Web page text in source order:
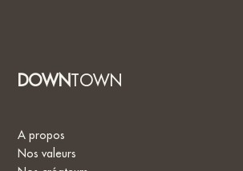
DOWNTOWN
A propos
Nos valeurs